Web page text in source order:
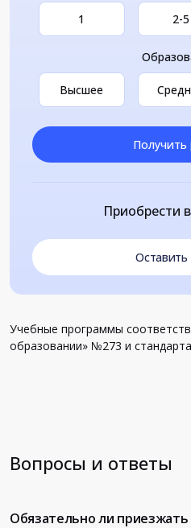
1 2-5
Высшее
Получить
Приобрести
Оставить
Учебные программы
образовании» №273 и
Вопросы и ответы
Обязательно ли приезжать